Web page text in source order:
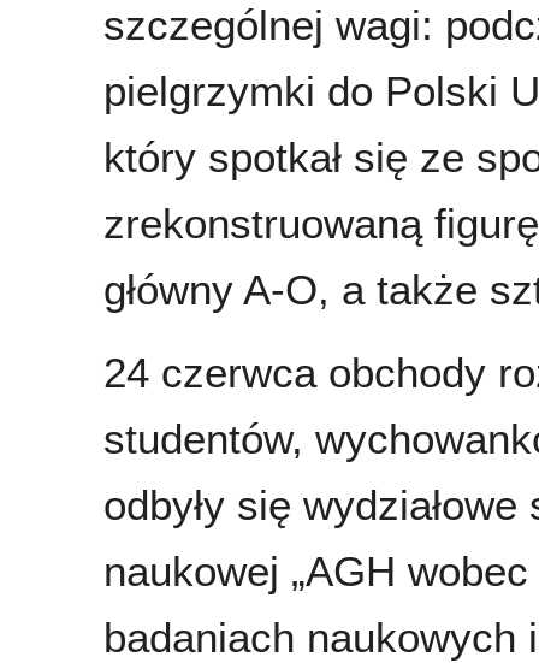
szczególnej wagi:
pielgrzymki do Polski
który spotkał się ze
zrekonstruowaną
główny A-O, a także
24 czerwca obchody
studentów,
odbyły się
naukowej „AGH
badaniach naukowych